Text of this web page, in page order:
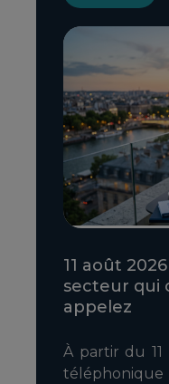
11 août
secteur qui
appelez
À partir du